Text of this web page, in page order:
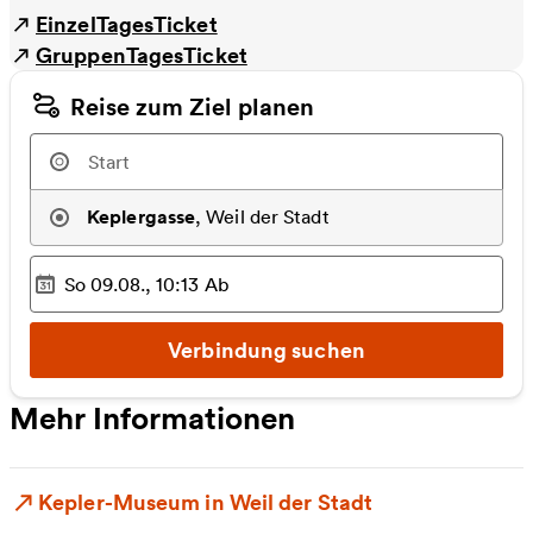
EinzelTagesTicket
GruppenTagesTicket
Reise zum Ziel planen
Keplergasse,Weil der Stadt
Ausgewählter Zeitpunkt
So 09.08., 10:13 Ab
Verbindung suchen
Mehr Informationen
Kepler-Museum in Weil der Stadt